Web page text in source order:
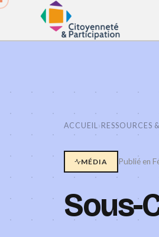
ACCUEIL› RESSOURCES
MÉDIA Publié en
Sous-